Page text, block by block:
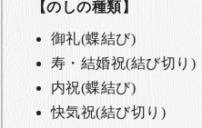
【のしの種類】
御礼(蝶結び)
寿・結婚祝(結び切り)
内祝(蝶結び)
快気祝(結び切り)